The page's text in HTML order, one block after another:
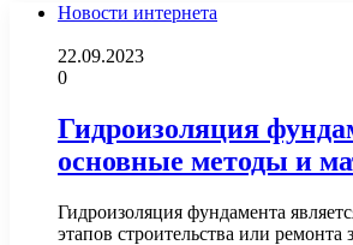
Новости интернета
22.09.2023
0
Гидроизоляция
основные методы и
Гидроизоляция фундамента
этапов строительства или